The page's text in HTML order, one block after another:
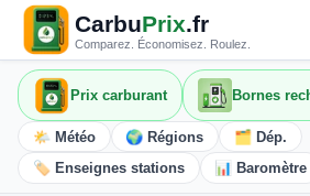
CarbuPrix.fr
Comparez. Économisez. Roulez.
Prix carburant Bornes
🌤️ Météo 🌍 Régions
🗂️ Dép.
🏷️ Enseignes stations
📊 Baromètre